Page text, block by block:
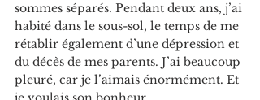
sommes séparés. Pendant deux ans, j’ai
habité dans le sous-sol, le temps de me
rétablir également d’une dépression et
du décès de mes parents. J’ai beaucoup
pleuré, car je l’aimais énormément. Et